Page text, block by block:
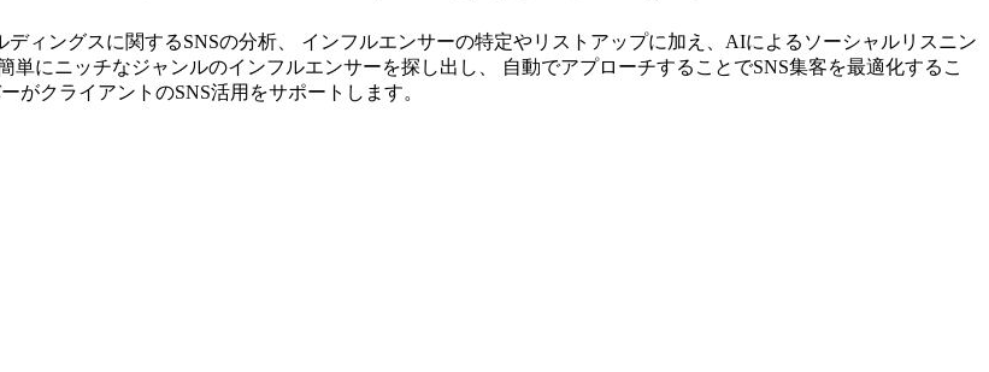
ィングスに関するSNSの分析、 インフルエンサーの特定やリストアップに加え、AIによるソーシャルリスニン
にニッチなジャンルのインフルエンサーを探し出し、 自動でアプローチすることでSNS集客を最適化するこ
がクライアントのSNS活用をサポートします。